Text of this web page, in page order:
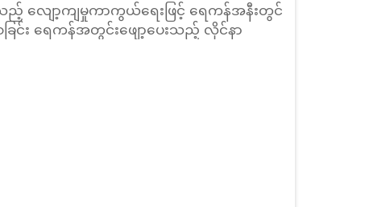
ည့် လျော့ကျမှုကာကွယ်ရေးဖြင့် ရေကန်အနီးတွင်
ြင်း ရေကန်အတွင်းဖျော့ပေးသည့် လိုင်နာ
ားများကို ဖန်တီးပေးသည့် အလွန်သေးငယ်
ားကို ကာကွယ်ပေးပါသည်။...